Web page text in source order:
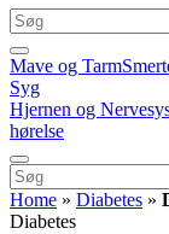
Mave og Tarm
Syg
Hjernen og
hørelse
Home » Diabetes »
Diabetes